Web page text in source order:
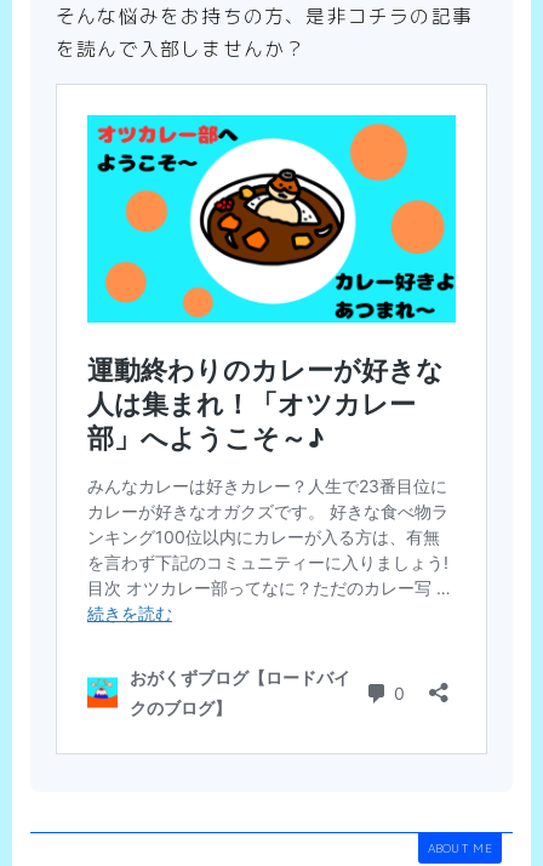
そんな悩みをお持ちの方、是非コチラの記事
を読んで入部しませんか？
ABOUT ME